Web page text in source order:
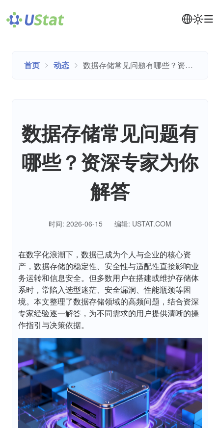
首页 动态 数据存储常见问题有哪些？资深专家为你解答
数据存储常见问题有
哪些？资深专家为你
解答
时间: 2026-06-15 编辑: USTAT.COM
在数字化浪潮下，数据已成为个人与企业的核心资
产，数据存储的稳定性、安全性与适配性直接影响业
务运转和信息安全。但多数用户在搭建或维护存储体
系时，常陷入选型迷茫、安全漏洞、性能瓶颈等困
境。本文整理了数据存储领域的高频问题，结合资深
专家经验逐一解答，为不同需求的用户提供清晰的操
作指引与决策依据。